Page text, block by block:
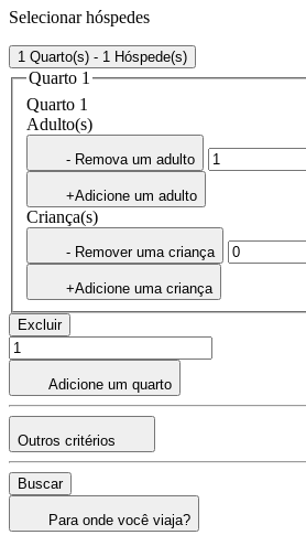
Selecionar hóspedes
1 Quarto(s) - 1 Hóspede(s)
Quarto 1
Quarto 1
Adulto(s)
- Remova um adulto
+Adicione um adulto
Criança(s)
- Remover uma criança
+Adicione uma criança
Excluir
Adicione um quarto
Outros critérios
Buscar
Para onde você viaja?